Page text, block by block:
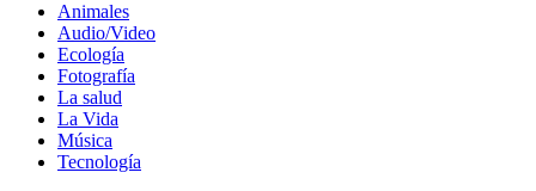
Animales
Audio/Video
Ecología
Fotografía
La salud
La Vida
Música
Tecnología